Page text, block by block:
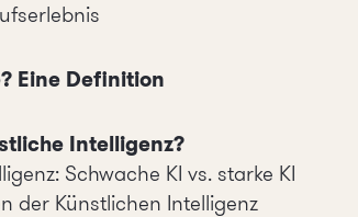
Eine Definition
Intelligenz?
Schwache KI vs. starke KI
der Künstlichen Intelligenz